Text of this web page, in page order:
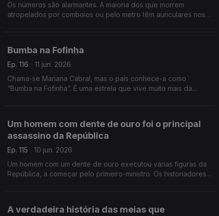
Os números são alarmantes. A maioria dos que morrem
atropelados por comboios ou pelo metro têm auriculares nos
Bumba na Fofinha
Ep. 116
11 jun. 2026
Chama-se Mariana Cabral, mas o país conhece-a como
“Bumba na Fofinha”. É uma estrela que vive muito mais da
Um homem com dente de ouro foi o principal
assassino da República
Ep. 115
10 jun. 2026
Um homem com um dente de ouro executou várias figuras da
República, a começar pelo primeiro-ministro. Os historiadores
A verdadeira história das meias que